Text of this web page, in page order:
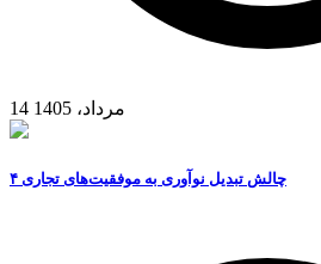
14 مرداد، 1405
۴ چالش تبدیل نوآوری به موفقیت‌های تجاری